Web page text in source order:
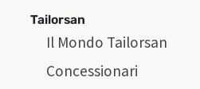
Tailorsan
Il Mondo Tailorsan
Concessionari